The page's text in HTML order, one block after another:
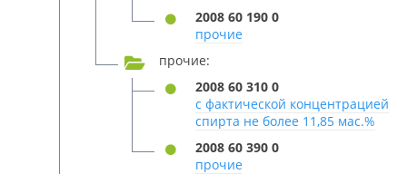
2008 60 190 0
прочие
прочие:
2008 60 310 0
с фактической концентрацией
спирта не более 11,85 мас.%
2008 60 390 0
прочие